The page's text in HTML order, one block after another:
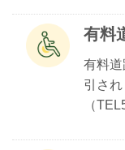
有料
有料
引さ
（